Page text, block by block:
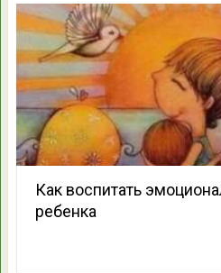
Как воспитать
ребенка